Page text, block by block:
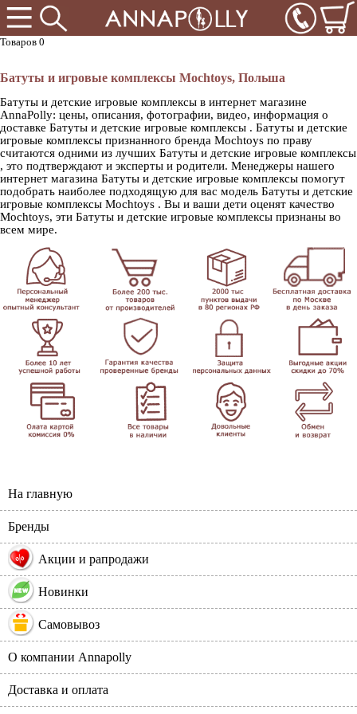
Товаров 0
Батуты и игровые комплексы Mochtoys, Польша
Батуты и детские игровые комплексы в интернет магазине
AnnaPolly: цены, описания, фотографии, видео, информация о
доставке Батуты и детские игровые комплексы . Батуты и детские
игровые комплексы признанного бренда Mochtoys по праву
считаются одними из лучших Батуты и детские игровые комплексы
, это подтверждают и эксперты и родители. Менеджеры нашего
интернет магазина Батуты и детские игровые комплексы помогут
подобрать наиболее подходящую для вас модель Батуты и детские
игровые комплексы Mochtoys . Вы и ваши дети оценят качество
Mochtoys, эти Батуты и детские игровые комплексы признаны во
всем мире.
На главную
Бренды
% Акции и рапродажи
Новинки
Самовывоз
О компании Annapolly
Доставка и оплата